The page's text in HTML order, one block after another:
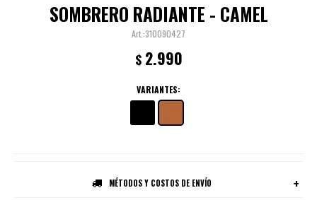
SOMBRERO RADIANTE - CAMEL
310090427
$ 2.990
VARIANTES:
MÉTODOS Y COSTOS DE ENVÍO